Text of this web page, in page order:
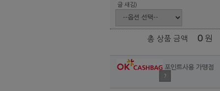
글 새김)
총 상품 금액 0 원
포인트사용 가맹점
?